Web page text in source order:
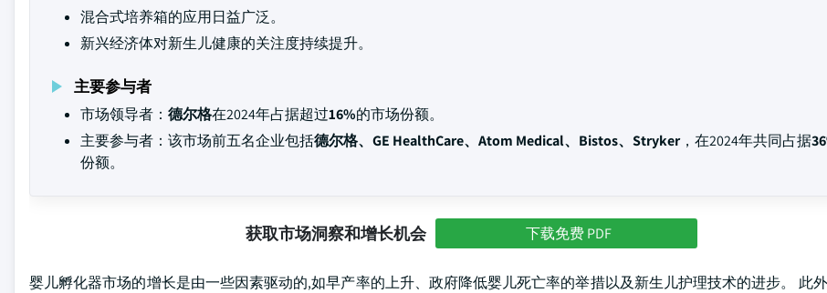
混合式培养箱的应用日益广泛。
新兴经济体对新生儿健康的关注度持续提升。
主要参与者
市场领导者： 德尔格在2024年占据超过16%的市场份额。
主要参与者：该市场前五名企业包括德尔格、GE HealthCare、Atom Medical、Bistos、Stryker，在2024年共同占据
份额。
获取市场洞察和增长机会 下载免费 PDF
婴儿孵化器市场的增长是由一些因素驱动的,如早产率的上升、政府降低婴儿死亡率的举措以及新生儿护理技术的进步。 此